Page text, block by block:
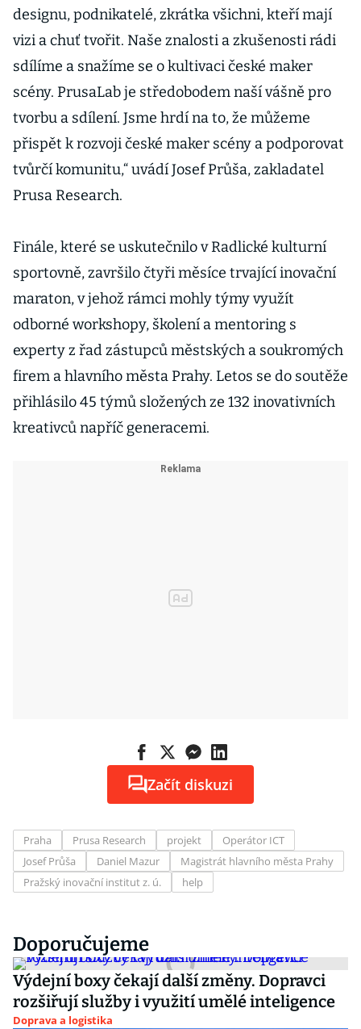
designu, podnikatelé, zkrátka všichni, kteří mají
vizi a chuť tvořit. Naše znalosti a zkušenosti rádi
sdílíme a snažíme se o kultivaci české maker
scény. PrusaLab je středobodem naší vášně pro
tvorbu a sdílení. Jsme hrdí na to, že můžeme
přispět k rozvoji české maker scény a podporovat
tvůrčí komunitu,“ uvádí Josef Průša, zakladatel
Prusa Research.
Finále, které se uskutečnilo v Radlické kulturní
sportovně, završilo čtyři měsíce trvající inovační
maraton, v jehož rámci mohly týmy využít
odborné workshopy, školení a mentoring s
experty z řad zástupců městských a soukromých
firem a hlavního města Prahy. Letos se do soutěže
přihlásilo 45 týmů složených ze 132 inovativních
kreativců napříč generacemi.
Začít diskuzi
Praha Prusa Research projekt
Operátor ICT
Josef Průša
Daniel Mazur
Magistrát hlavního města Prahy
Pražský inovační institut z. ú.
help
Doporučujeme
Výdejní boxy čekají další změny. Dopravci
rozšiřují služby i využití umělé inteligence
Doprava a logistika